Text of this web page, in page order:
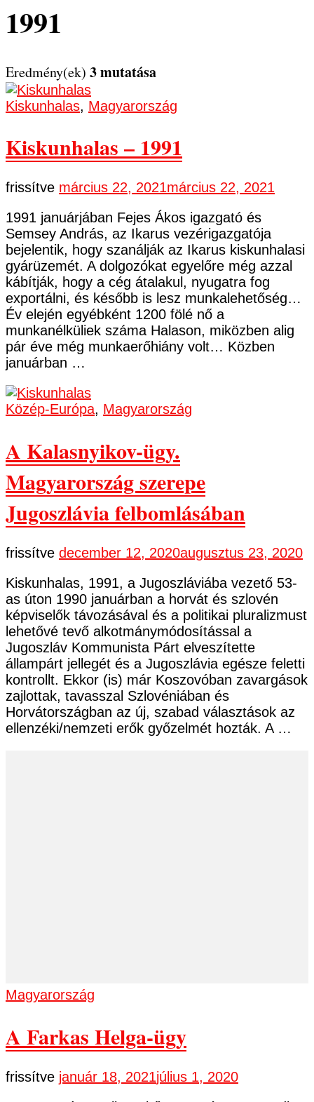
1991
Eredmény(ek) 3 mutatása
Kiskunhalas, Magyarország
Kiskunhalas – 1991
frissítve március 22, 2021március 22, 2021
1991 januárjában Fejes Ákos igazgató és
Semsey András, az Ikarus vezérigazgatója
bejelentik, hogy szanálják az Ikarus kiskunhalasi
gyárüzemét. A dolgozókat egyelőre még azzal
kábítják, hogy a cég átalakul, nyugatra fog
exportálni, és később is lesz munkalehetőség…
Év elején egyébként 1200 fölé nő a
munkanélküliek száma Halason, miközben alig
pár éve még munkaerőhiány volt… Közben
januárban …
Közép-Európa, Magyarország
A Kalasnyikov-ügy.
Magyarország szerepe
Jugoszlávia felbomlásában
frissítve december 12, 2020augusztus 23, 2020
Kiskunhalas, 1991, a Jugoszláviába vezető 53-
as úton 1990 januárban a horvát és szlovén
képviselők távozásával és a politikai pluralizmust
lehetővé tevő alkotmánymódosítással a
Jugoszláv Kommunista Párt elveszítette
állampárt jellegét és a Jugoszlávia egésze feletti
kontrollt. Ekkor (is) már Koszovóban zavargások
zajlottak, tavasszal Szlovéniában és
Horvátországban az új, szabad választások az
ellenzéki/nemzeti erők győzelmét hozták. A …
Magyarország
A Farkas Helga-ügy
frissítve január 18, 2021július 1, 2020